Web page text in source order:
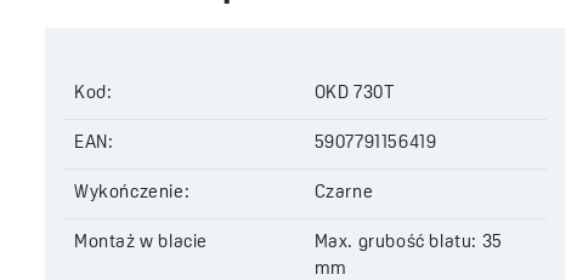
Szerokość:
Wysokość:290 mm
stal nierdzewna 304, plastik
Kod: OKD 730T
EAN: 5907791156419
Wykończenie: Czarne
Montaż w blacie
Max. grubość blatu: 35
mm